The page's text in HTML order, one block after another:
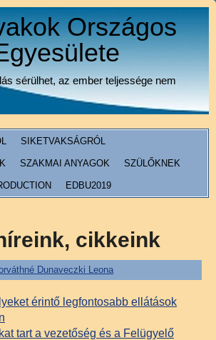
Országos
sérülhet, az ember teljessége nem
SIKETVAKSÁGRÓL
SZAKMAI ANYAGOK SZÜLŐKNEK
EDBU2019
cikkeink
Dunaveczki Leona
érintő legfontosabb ellátások
tart a vezetőség és a Felügyelő